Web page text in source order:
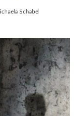
Schabel